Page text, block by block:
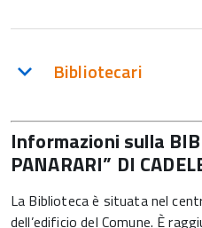
Bibliotecari
Informazioni sulla
PANARARI” DI
La Biblioteca è situata nel
dell’edificio del Comune. È